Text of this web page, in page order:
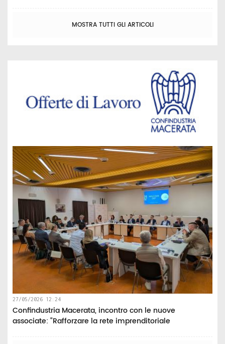
MOSTRA TUTTI GLI ARTICOLI
27/05/2026 12:24
Confindustria Macerata, incontro con le nuove
associate: “Rafforzare la rete imprenditoriale